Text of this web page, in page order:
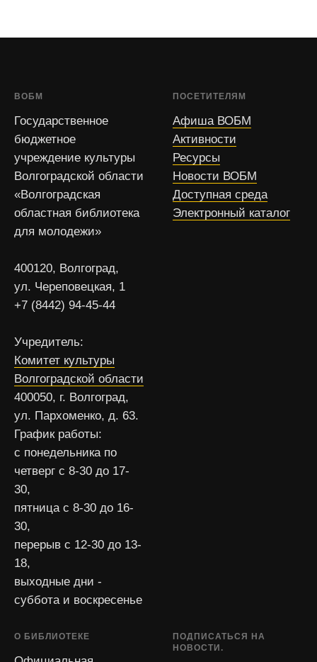
ВОБМ
Государственное
бюджетное
учреждение культуры
Волгоградской области
«Волгоградская
областная библиотека
для молодежи»
400120, Волгоград,
ул. Череповецкая, 1
+7 (8442) 94-45-44
Учредитель:
Комитет культуры
Волгоградской области
400050, г. Волгоград,
ул. Пархоменко, д. 63.
График работы:
с понедельника по
четверг с 8-30 до 17-
30,
пятница с 8-30 до 16-
30,
перерыв с 12-30 до 13-
18,
выходные дни -
суббота и воскресенье
ПОСЕТИТЕЛЯМ
Афиша ВОБМ
Активности
Ресурсы
Новости ВОБМ
Доступная среда
Электронный каталог
О БИБЛИОТЕКЕ
ПОДПИСАТЬСЯ НА
НОВОСТИ.